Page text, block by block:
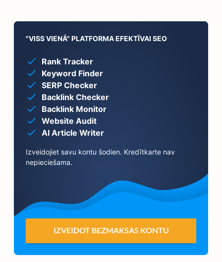
"VISS VIENĀ" PLATFORMA EFEKTĪVAI SEO
Rank Tracker
Keyword Finder
SERP Checker
Backlink Checker
Backlink Monitor
Website Audit
AI Article Writer
Izveidojiet savu kontu šodien. Kredītkarte nav
nepieciešama.
IZVEIDOT BEZMAKSAS KONTU